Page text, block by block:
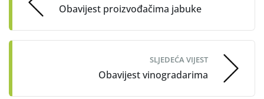
Obavijest proizvođačima jabuke
SLJEDEĆA VIJEST
Obavijest vinogradarima